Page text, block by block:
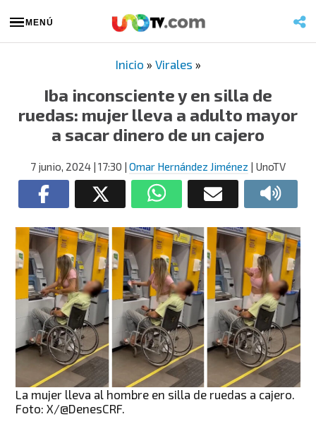
MENÚ
Inicio » Virales »
Iba inconsciente y en silla de
ruedas: mujer lleva a adulto mayor
a sacar dinero de un cajero
7 junio, 2024 | 17:30 | Omar Hernández Jiménez | UnoTV
La mujer lleva al hombre en silla de ruedas a cajero.
Foto: X/@DenesCRF.